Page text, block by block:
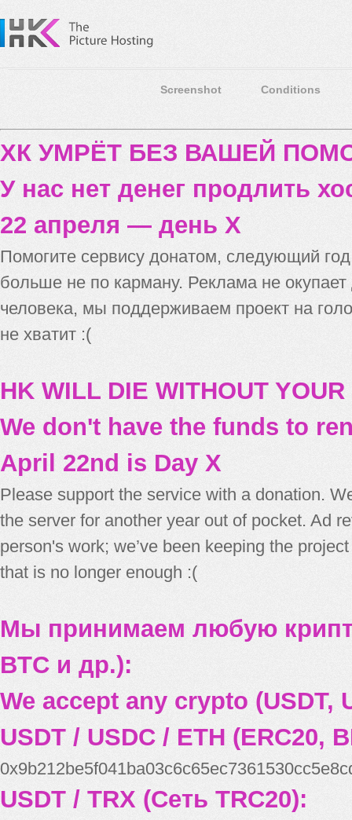
Screenshot Conditions
ХК УМРЁТ БЕЗ ВАШЕЙ
У нас нет денег продлить
22 апреля — день X
Помогите сервису донатом, следующий
больше не по карману. Реклама не
человека, мы поддерживаем проект на
не хватит :(
HK WILL DIE WITHOUT
We don't have the funds to
April 22nd is Day X
Please support the service with a donation.
the server for another year out of pocket. Ad
person's work; we’ve been keeping the
that is no longer enough :(
Мы принимаем любую
BTC и др.):
We accept any crypto (USDT,
USDT / USDC / ETH (ERC20,
USDT / TRX (Сеть TRC20):